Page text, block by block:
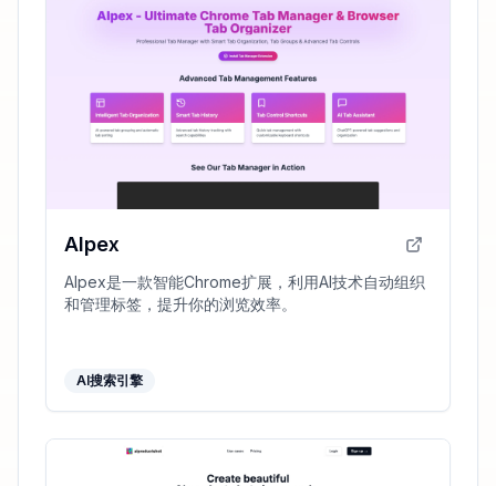
AIpex
AIpex是一款智能Chrome扩展，利用AI技术自动组织
和管理标签，提升你的浏览效率。
AI搜索引擎